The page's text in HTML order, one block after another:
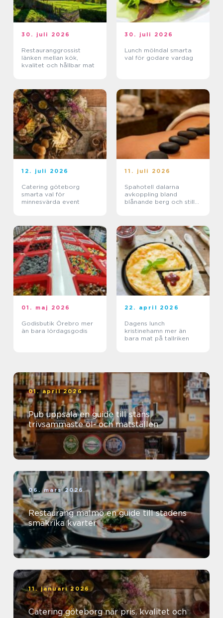
30. juli 2026
Restauranggrossist
länken mellan kök,
kvalitet och hållbar mat
30. juli 2026
Lunch mölndal smarta
val för godare vardag
12. juli 2026
Catering göteborg
smarta val för
minnesvärda event
11. juli 2026
Spahotell dalarna
avkoppling bland
blånande berg och stilla
01. maj 2026
Godisbutik Örebro mer
än bara lördagsgodis
22. april 2026
Dagens lunch
kristinehamn mer än
bara mat på tallriken
01. april 2026
Pub uppsala en guide till stans
trivsammaste öl- och matställen
06. mars 2026
Restaurang malmö en guide till stadens
smakrika kvarter
11. januari 2026
Catering göteborg när pris, kvalitet och